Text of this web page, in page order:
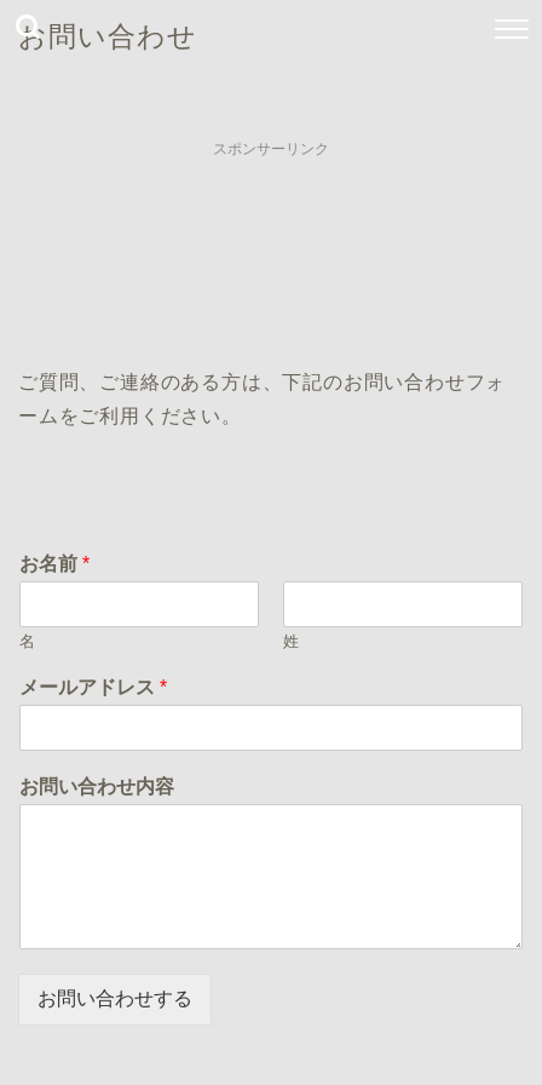
お問い合わせ
スポンサーリンク
ご質問、ご連絡のある方は、下記のお問い合わせフォ
ームをご利用ください。
お名前 *
名 姓
メールアドレス *
お問い合わせ内容
お問い合わせする